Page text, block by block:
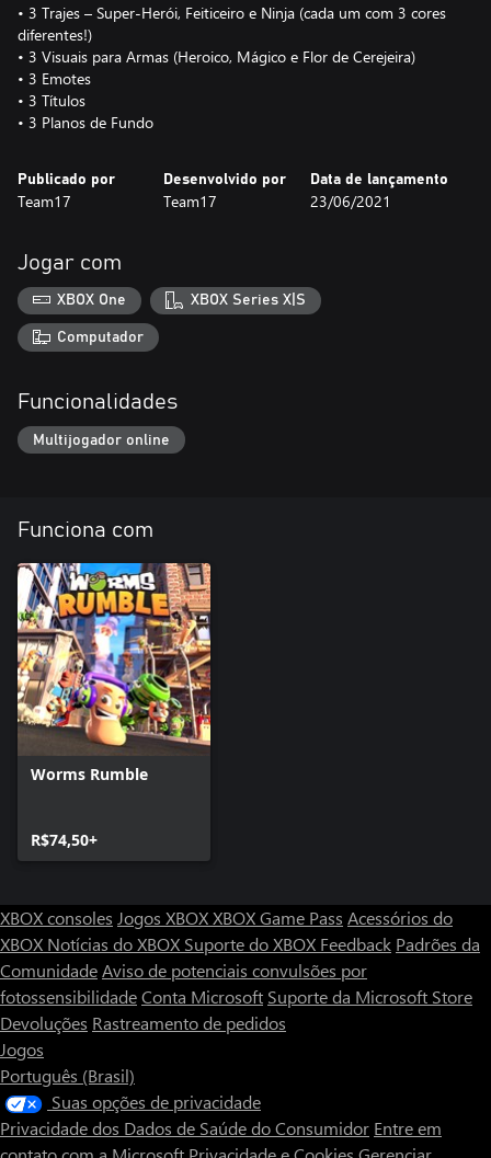
• 3 Trajes – Super-Herói, Feiticeiro e Ninja (cada um com 3 cores
diferentes!)
• 3 Visuais para Armas (Heroico, Mágico e Flor de Cerejeira)
• 3 Emotes
• 3 Títulos
• 3 Planos de Fundo
Publicado por
Team17
Desenvolvido por
Team17
Data de lançamento
23/06/2021
Jogar com
XBOX One XBOX Series X|S
Computador
Funcionalidades
Multijogador online
Funciona com
Worms Rumble
R$74,50+
XBOX consoles Jogos XBOXXBOX Game Pass Acessórios do
XBOX Notícias do XBOX Suporte do XBOX Feedback Padrões da
ComunidadeAviso de potenciais convulsões por
fotossensibilidadeConta Microsoft Suporte da Microsoft Store
Devoluções Rastreamento de pedidos
Jogos
Português (Brasil)
Suas opções de privacidade
Privacidade dos Dados de Saúde do Consumidor Entre em